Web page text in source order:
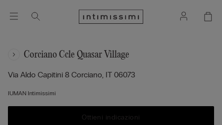
Corciano Ccle Quasar Village
Via Aldo Capitini 8 Corciano, IT 06073
IUMAN Intimissimi
Ottieni indicazioni